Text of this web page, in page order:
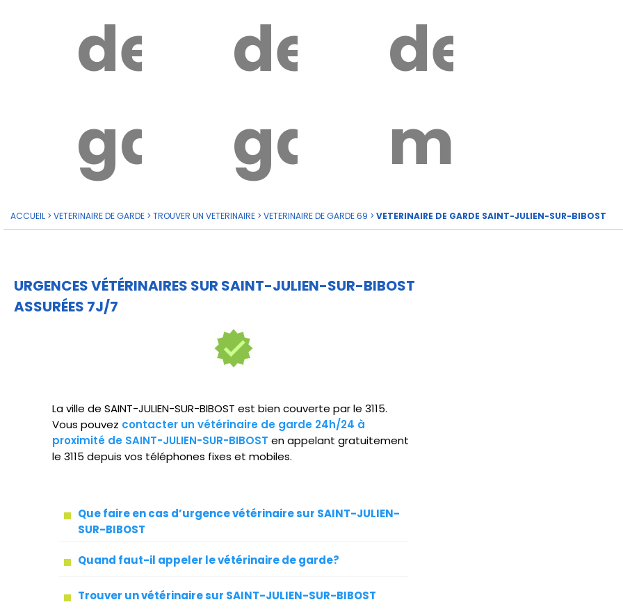
de
garde?
de
garde
de
moi
ACCUEIL > VETERINAIRE DE GARDE > TROUVER UN VETERINAIRE > VETERINAIRE DE GARDE 69 > VETERINAIRE DE GARDE SAINT-JULIEN-SUR-BIBOST
URGENCES VÉTÉRINAIRES SUR SAINT-JULIEN-SUR-BIBOST
ASSURÉES 7J/7
La ville de SAINT-JULIEN-SUR-BIBOST est bien couverte par le 3115.
Vous pouvez contacter un vétérinaire de garde 24h/24 à
proximité de SAINT-JULIEN-SUR-BIBOST en appelant gratuitement
le 3115 depuis vos téléphones fixes et mobiles.
Que faire en cas d’urgence vétérinaire sur SAINT-JULIEN-
SUR-BIBOST
Quand faut-il appeler le vétérinaire de garde?
Trouver un vétérinaire sur SAINT-JULIEN-SUR-BIBOST